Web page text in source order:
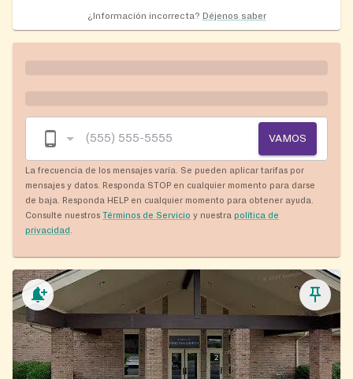
¿Información incorrecta? Déjenos saber
VAMOS
La frecuencia de los mensajes varía. Se pueden aplicar tarifas por
mensajes y datos. Responda STOP en cualquier momento para darse
de baja. Responda HELP en cualquier momento para obtener ayuda.
Consulte nuestros Términos de Servicio y nuestra política de
privacidad